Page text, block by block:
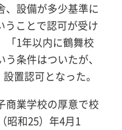
、設備が多少基準に
うことで認可が受け
「1年以内に鶴舞校
条件はついたが、
置認可となった。
商業学校の厚意で校
昭和25）年4月1